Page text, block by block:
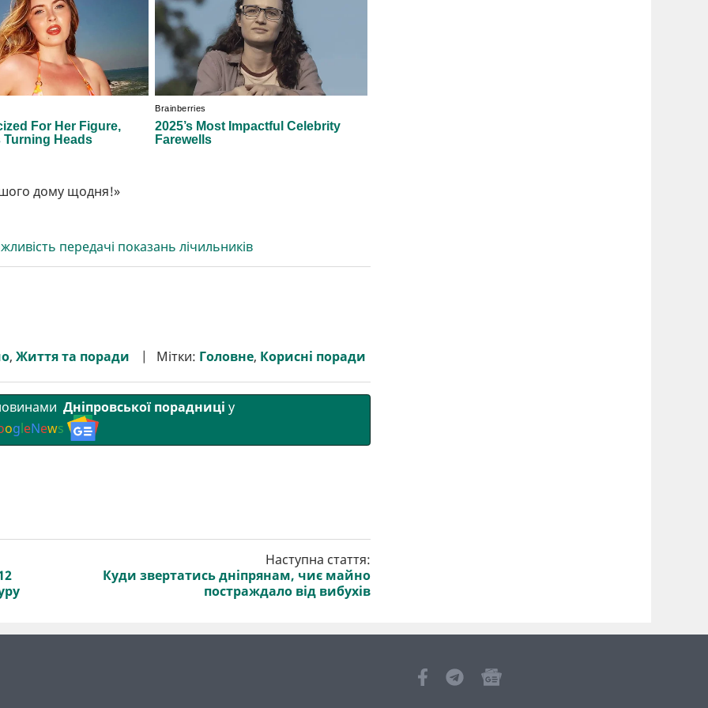
дому щодня!»
передачі показань лічильників
, Життя та поради Мітки: Головне, Корисні поради
Дніпровської порадниці у
ogleNews
Наступна стаття:
Куди звертатись дніпрянам, чиє майно
постраждало від вибухів